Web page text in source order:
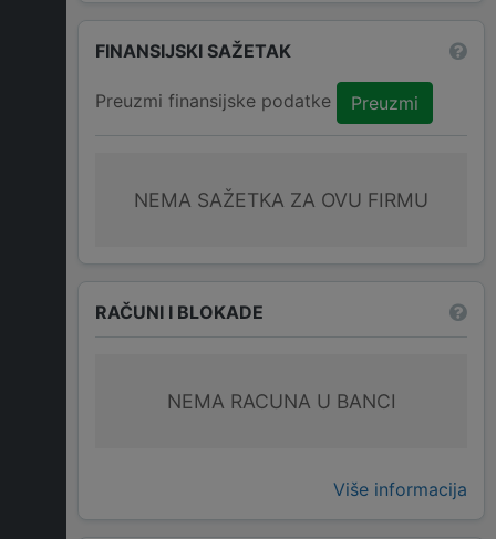
FINANSIJSKI SAŽETAK
Preuzmi finansijske podatke Preuzmi
NEMA SAŽETKA ZA OVU FIRMU
RAČUNI I BLOKADE
NEMA RACUNA U BANCI
Više informacija